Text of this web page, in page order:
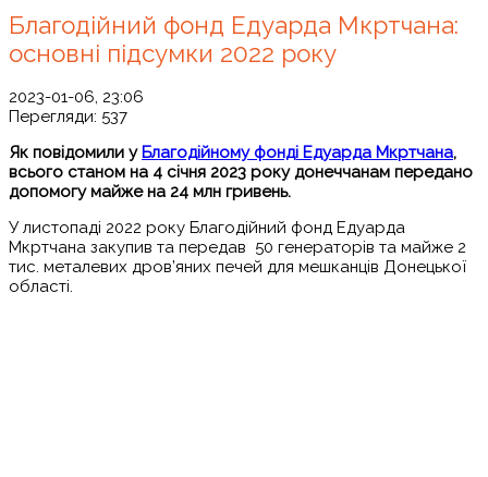
Благодійний фонд Едуарда Мкртчана:
основні підсумки 2022 року
2023-01-06, 23:06
Перегляди: 537
Як повідомили у Благодійному фонді Едуарда Мкртчана,
всього станом на 4 січня 2023 року донеччанам передано
допомогу майже на 24 млн гривень.
У листопаді 2022 року Благодійний фонд Едуарда
Мкртчана закупив та передав 50 генераторів та майже 2
тис. металевих дров’яних печей для мешканців Донецької
області.